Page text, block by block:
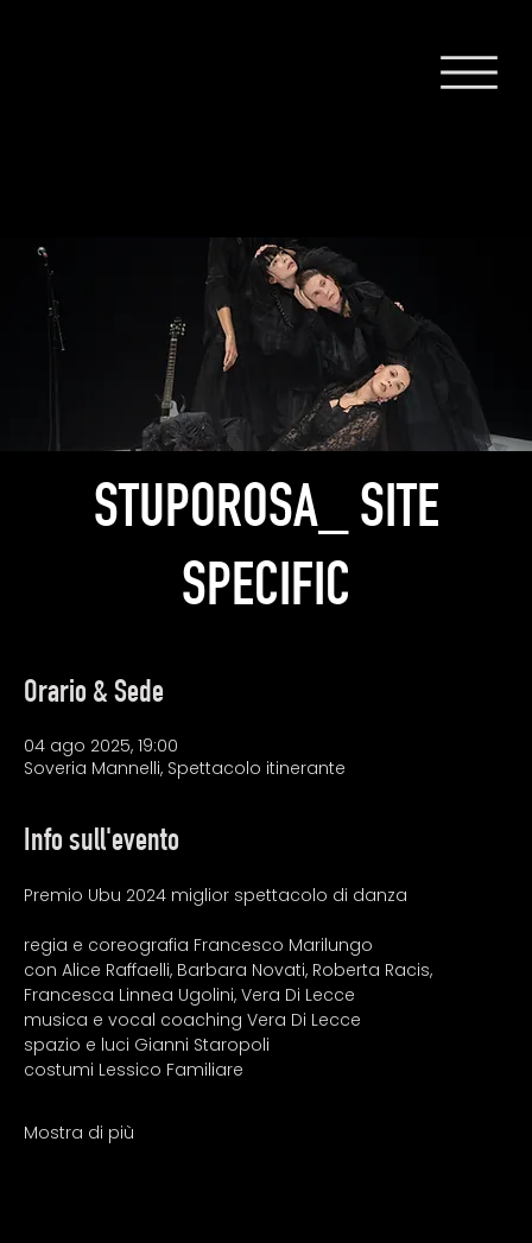
STUPOROSA_ SITE
SPECIFIC
Orario & Sede
04 ago 2025, 19:00
Soveria Mannelli, Spettacolo itinerante
Info sull'evento
Premio Ubu 2024 miglior spettacolo di danza
regia e coreografia Francesco Marilungo
con Alice Raffaelli, Barbara Novati, Roberta Racis,
Francesca Linnea Ugolini, Vera Di Lecce
musica e vocal coaching Vera Di Lecce
spazio e luci Gianni Staropoli
costumi Lessico Familiare
Mostra di più